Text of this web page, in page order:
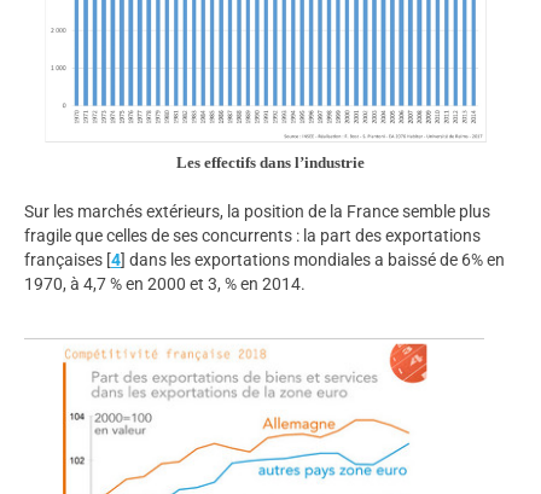
Les effectifs dans l’industrie
Sur les marchés extérieurs, la position de la France semble plus
fragile que celles de ses concurrents : la part des exportations
françaises [4] dans les exportations mondiales a baissé de 6% en
1970, à 4,7 % en 2000 et 3, % en 2014.